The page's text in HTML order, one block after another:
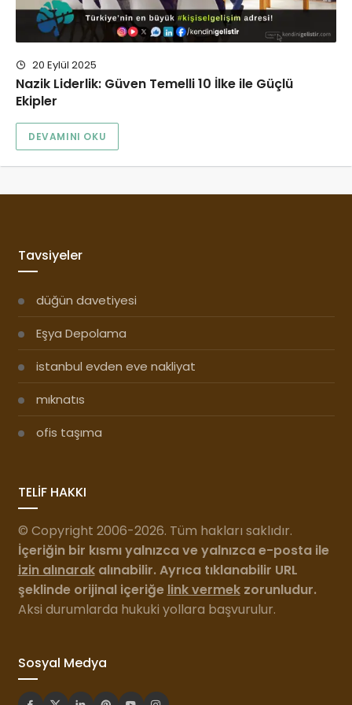
20 Eylül 2025
Nazik Liderlik: Güven Temelli 10 İlke ile Güçlü
Ekipler
DEVAMINI OKU
Tavsiyeler
düğün davetiyesi
Eşya Depolama
istanbul evden eve nakliyat
mıknatıs
ofis taşıma
TELİF HAKKI
© Copyright 2006-2026. Tüm hakları saklıdır.
İçeriğin bir kısmı yalnızca ve yalnızca e-posta ile
izin alınarakalınabilir. Ayrıca tıklanabilir URL
şeklinde orijinal içeriğe link vermekzorunludur.
Aksi durumlarda hukuki yollara başvurulur.
Sosyal Medya